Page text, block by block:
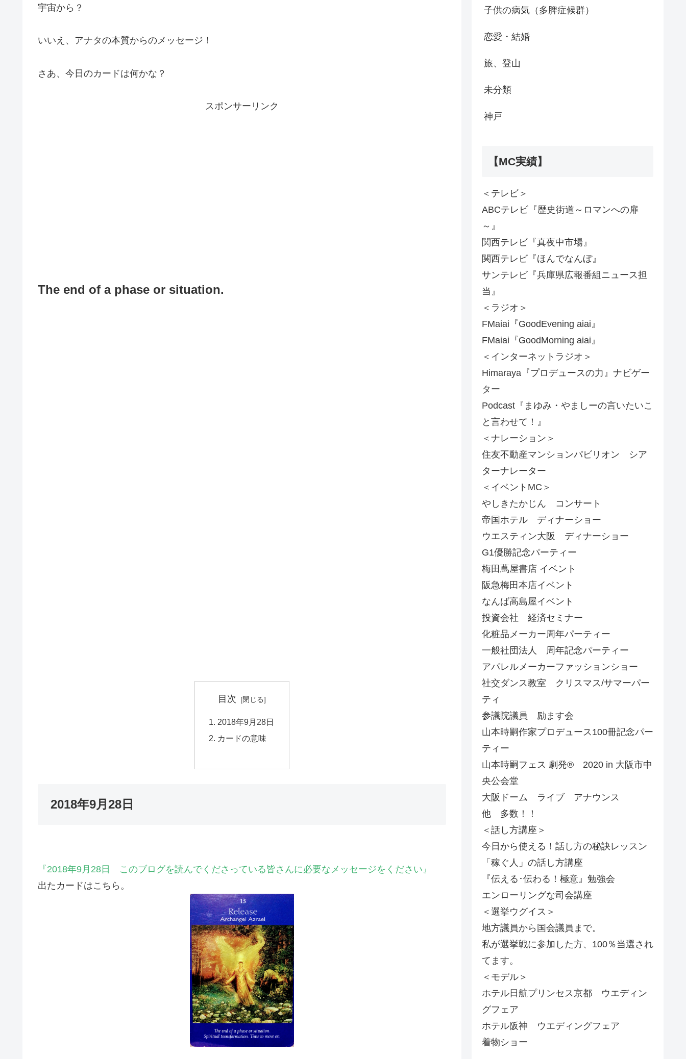
宇宙から？
いいえ、アナタの本質からのメッセージ！
さあ、今日のカードは何かな？
スポンサーリンク
The end of a phase or situation.
目次
2018年9月28日
カードの意味
2018年9月28日
『2018年9月28日 このブログを読んでくださっている皆さんに必要なメッセージをください』
出たカードはこちら。
子供の病気（多脾症候群）
恋愛・結婚
旅、登山
未分類
神戸
【MC実績】
＜テレビ＞
ABCテレビ『歴史街道～ロマンへの扉
～』
関西テレビ『真夜中市場』
関西テレビ『ほんでなんぼ』
サンテレビ『兵庫県広報番組ニュース担
当』
＜ラジオ＞
FMaiai『GoodEvening aiai』
FMaiai『GoodMorning aiai』
＜インターネットラジオ＞
Himaraya『プロデュースの力』ナビゲー
ター
Podcast『まゆみ・やましーの言いたいこ
と言わせて！』
＜ナレーション＞
住友不動産マンションパビリオン シア
ターナレーター
＜イベントMC＞
やしきたかじん コンサート
帝国ホテル ディナーショー
ウエスティン大阪 ディナーショー
G1優勝記念パーティー
梅田蔦屋書店 イベント
阪急梅田本店イベント
なんば高島屋イベント
投資会社 経済セミナー
化粧品メーカー周年パーティー
一般社団法人 周年記念パーティー
アパレルメーカーファッションショー
社交ダンス教室 クリスマス/サマーパー
ティ
参議院議員 励ます会
山本時嗣作家プロデュース100冊記念パー
ティー
山本時嗣フェス 劇発®︎ 2020 in 大阪市中
央公会堂
大阪ドーム ライブ アナウンス
他 多数！！
＜話し方講座＞
今日から使える！話し方の秘訣レッスン
「稼ぐ人」の話し方講座
『伝える･伝わる！極意』勉強会
エンローリングな司会講座
＜選挙ウグイス＞
地方議員から国会議員まで。
私が選挙戦に参加した方、100％当選され
てます。
＜モデル＞
ホテル日航プリンセス京都 ウエディン
グフェア
ホテル阪神 ウエディングフェア
着物ショー